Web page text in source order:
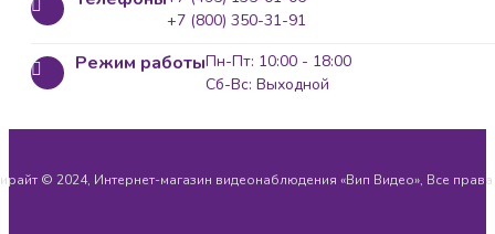
+7 (800) 350-31-91
Режим работыПн-Пт: 10:00 - 18:00
Сб-Вс: Выходной
© 2024, Интернет-магазин видеонаблюдения «Вип Видео», Все